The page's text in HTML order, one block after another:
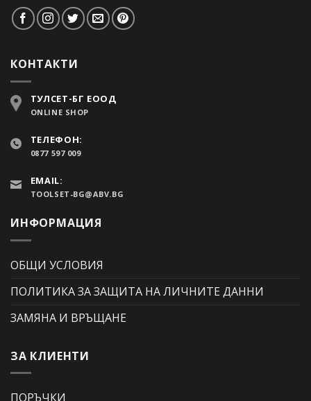
КОНТАКТИ
ТУЛСЕТ-БГ ЕООД
ONLINE SHOP
ТЕЛЕФОН:
0877 597 009
EMAIL:
TOOLSET-BG@ABV.BG
ИНФОРМАЦИЯ
ОБЩИ УСЛОВИЯ
ПОЛИТИКА ЗА ЗАЩИТА НА ЛИЧНИТЕ ДАННИ
ЗАМЯНА И ВРЪЩАНЕ
ЗА КЛИЕНТИ
ПОРЪЧКИ